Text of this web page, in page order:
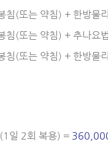
침(또는 약침) + 한방물
침(또는 약침) + 추나요
침(또는 약침) + 한방물
일 2회 복용) =